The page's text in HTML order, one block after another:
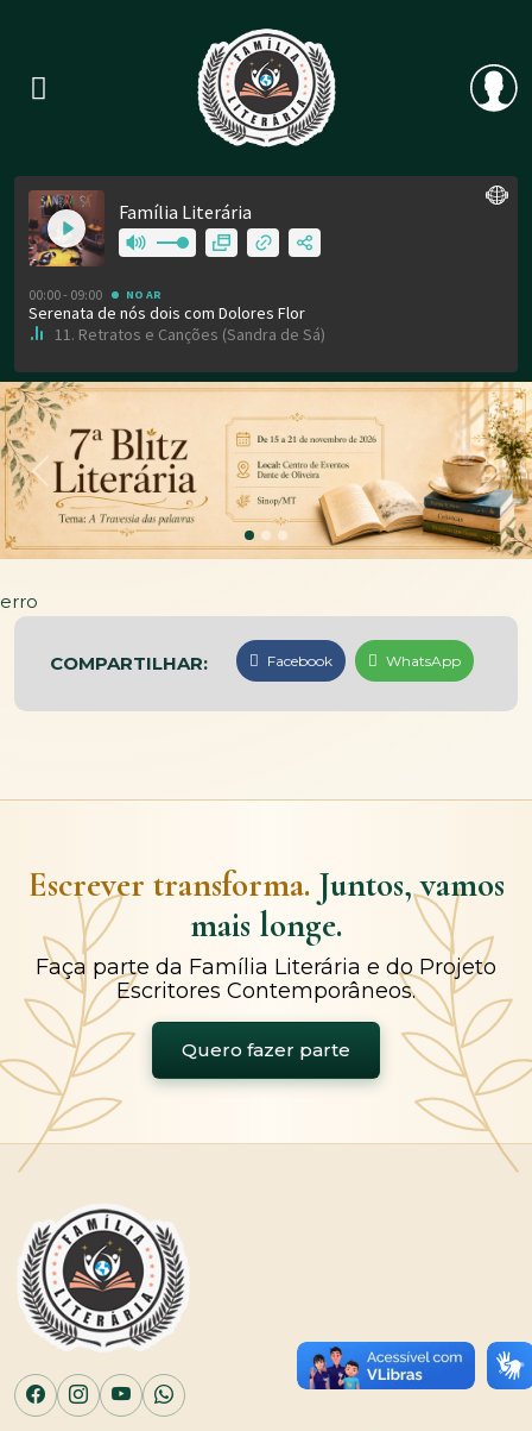
Previous
erro
COMPARTILHAR: Facebook WhatsApp
Escrever transforma. Juntos, vamos
mais longe.
Faça parte da Família Literária e do Projeto
Escritores Contemporâneos.
Quero fazer parte